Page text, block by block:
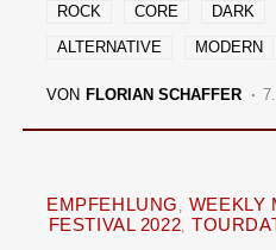
ROCK
CORE DARK
ALTERNATIVE
MODERN
VON FLORIAN SCHAFFER
EMPFEHLUNG WEEKLY
FESTIVAL 2022